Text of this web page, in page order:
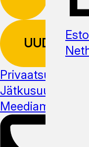
UUDISKIRI
Jätkusuutlikus
Meediamaterjal